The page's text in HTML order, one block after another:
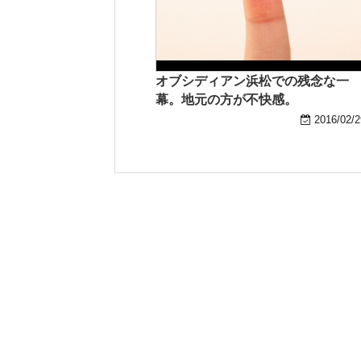
オブシディアン浜松での残念な一
幕。地元の方が不快感。
2016/02/